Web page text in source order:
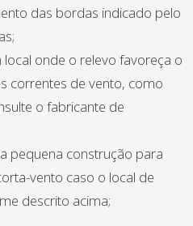
das bordas indicado pelo
local onde o relevo favoreça o
correntes de vento, como
o fabricante de
pequena construção para
vento caso o local de
descrito acima;